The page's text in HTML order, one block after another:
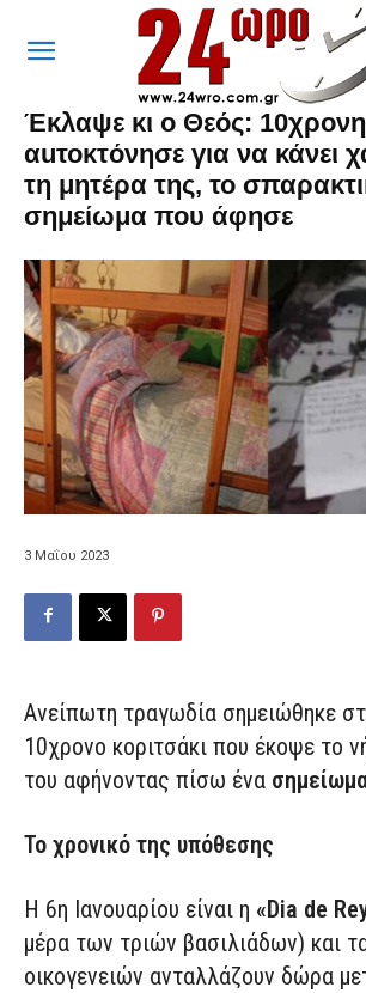
Έκλαψε κι ο Θεός: 10χρονη
αuτοκτόνησε για να κάνει
τη μητέρα της, το
σημείωμα που άφησε
3 Μαΐου 2023
Ανείπωτη τραγωδία σημειώθηκε
10χρονο κοριτσάκι που έκοψε το
του αφήνοντας πίσω ένα
Το χρονικό της υπόθεσης
Η 6η Ιανουαρίου είναι η «Dia de
μέρα των τριών βασιλιάδων) και
οικογενειών ανταλλάζουν δώρα